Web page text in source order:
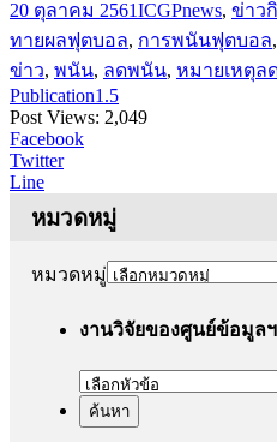
20 ตุลาคม 2561ICGPnews, ข่าว
ทายผลฟุตบอล, การพนันฟุตบอล,
ข่าว, พนัน, ลดพนัน, หมายเหตุล
Publication1.5
Post Views: 2,049
Facebook
Twitter
Line
หมวดหมู่
หมวดหมู่
งานวิจัยของศูนย์ข้อมูล